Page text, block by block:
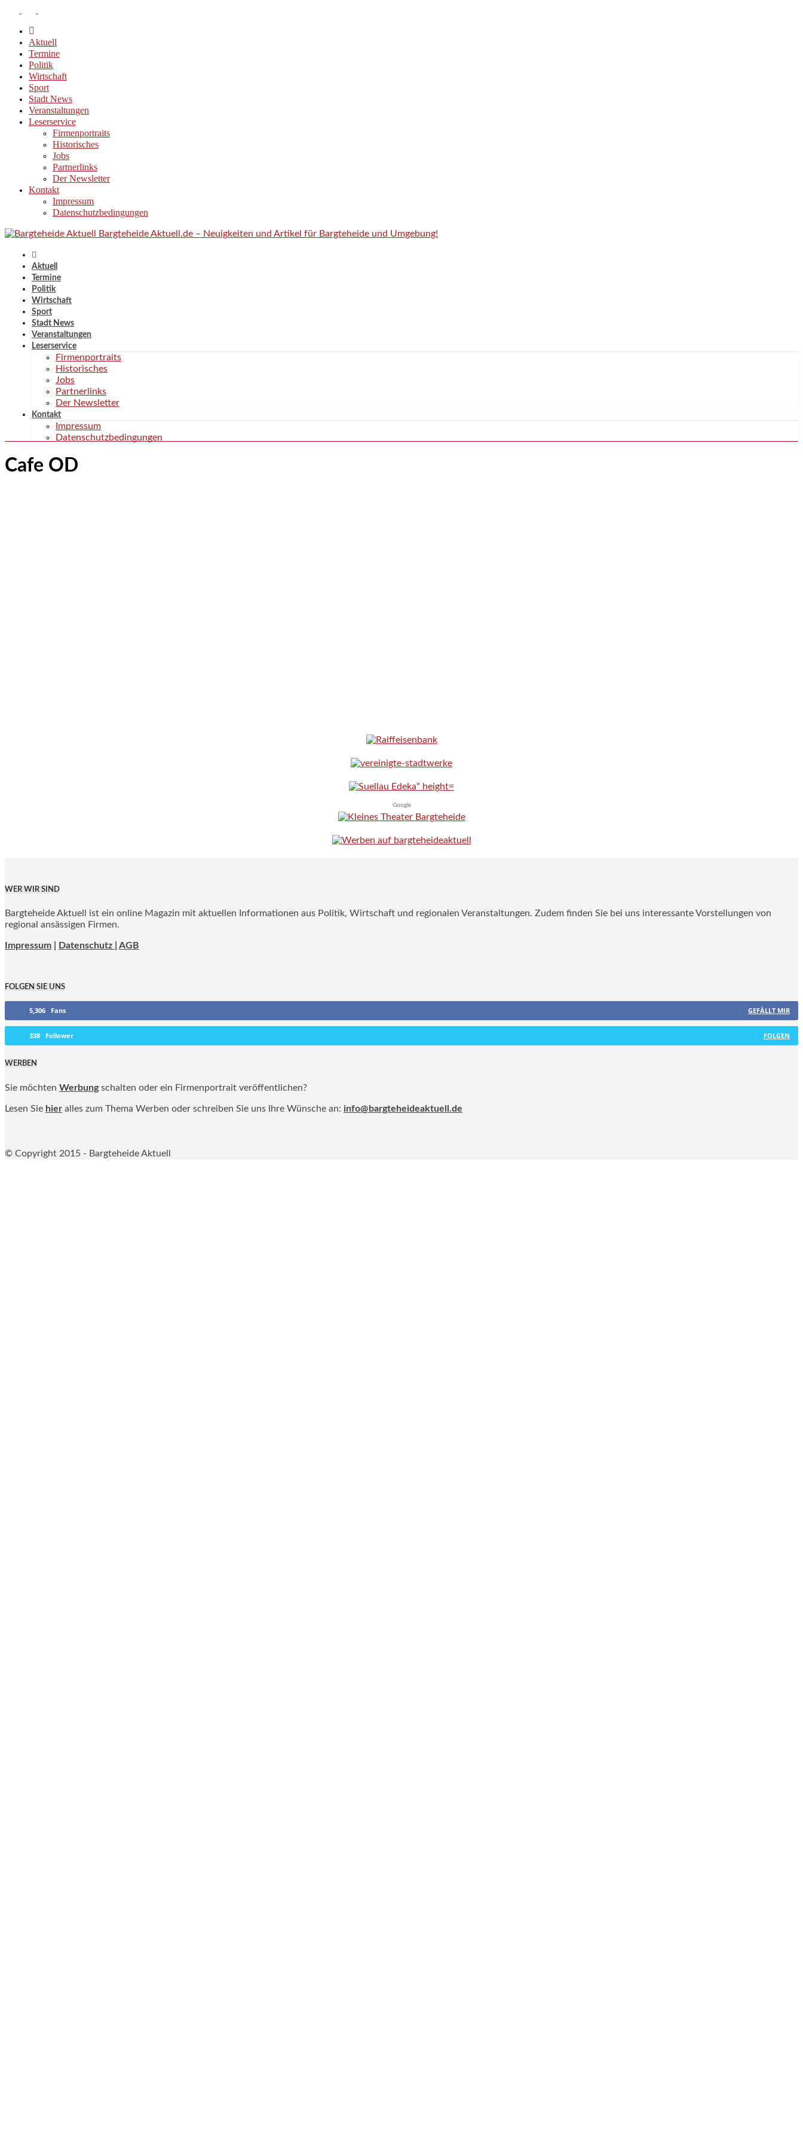
Aktuell
Termine
Politik
Wirtschaft
Sport
Stadt News
Veranstaltungen
Leserservice
Firmenportraits
Historisches
Jobs
Partnerlinks
Der Newsletter
Kontakt
Impressum
Datenschutzbedingungen
Bargteheide Aktuell.de – Neuigkeiten und Artikel für Bargteheide und Umgebung!
Aktuell
Termine
Politik
Wirtschaft
Sport
Stadt News
Veranstaltungen
Leserservice
Firmenportraits
Historisches
Jobs
Partnerlinks
Der Newsletter
Kontakt
Impressum
Datenschutzbedingungen
Cafe OD
Google
WER WIR SIND
Bargteheide Aktuell ist ein online Magazin mit aktuellen Informationen aus Politik, Wirtschaft und regionalen Veranstaltungen. Zudem finden Sie bei uns interessante Vorstellungen von
regional ansässigen Firmen.
Impressum Datenschutz | AGB
FOLGEN SIE UNS
5,306 Fans GEFÄLLT MIR
338 Follower FOLGEN
WERBEN
Sie möchten Werbung schalten oder ein Firmenportrait veröffentlichen?
Lesen Sie hier alles zum Thema Werben oder schreiben Sie uns Ihre Wünsche an: info@bargteheideaktuell.de
© Copyright 2015 - Bargteheide Aktuell